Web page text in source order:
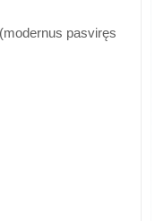
pasviręs